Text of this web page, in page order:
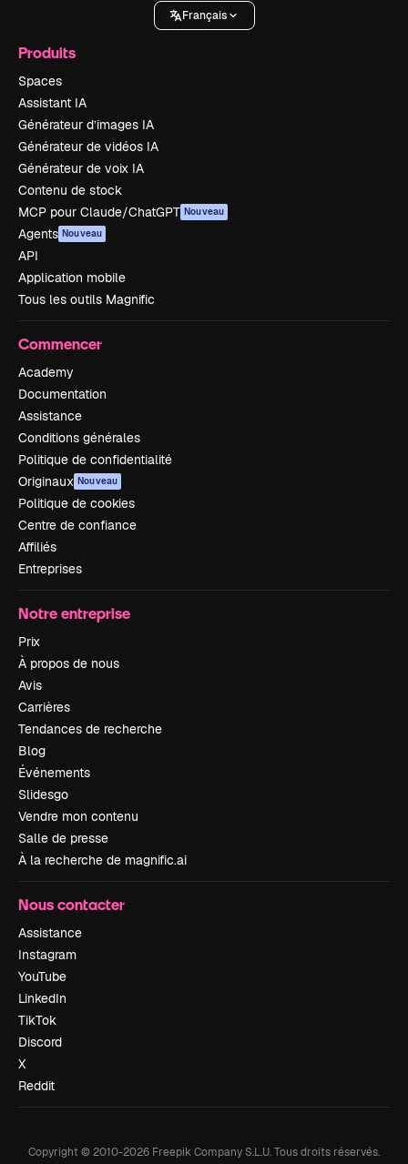
Français
Produits
Spaces
Assistant IA
Générateur d’images IA
Générateur de vidéos IA
Générateur de voix IA
Contenu de stock
MCP pour Claude/ChatGPT Nouveau
Agents Nouveau
API
Application mobile
Tous les outils Magnific
Commencer
Academy
Documentation
Assistance
Conditions générales
Politique de confidentialité
Originaux Nouveau
Politique de cookies
Centre de confiance
Affiliés
Entreprises
Notre entreprise
Prix
À propos de nous
Avis
Carrières
Tendances de recherche
Blog
Événements
Slidesgo
Vendre mon contenu
Salle de presse
À la recherche de magnific.ai
Nous contacter
Assistance
Instagram
YouTube
LinkedIn
TikTok
Discord
X
Reddit
Copyright © 2010-2026 Freepik Company S.L.U.Tous droits réservés.